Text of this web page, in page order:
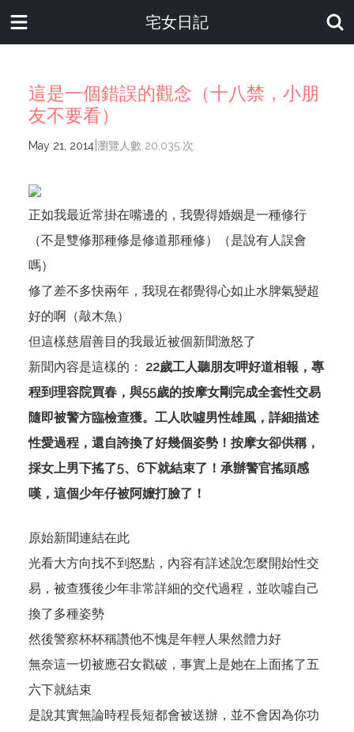
宅女日記
這是一個錯誤的觀念（十八禁，小朋
友不要看）
May 21, 2014 瀏覽人數 20,035 次
正如我最近常掛在嘴邊的，我覺得婚姻是一種修行
（不是雙修那種修是修道那種修）（是說有人誤會
嗎）
修了差不多快兩年，我現在都覺得心如止水脾氣變超
好的啊（敲木魚）
但這樣慈眉善目的我最近被個新聞激怒了
新聞內容是這樣的：
22歲工人聽朋友呷好道相報，專
程到理容院買春，與55歲的按摩女剛完成全套性交易
隨即被警方臨檢查獲。工人吹噓男性雄風，詳細描述
性愛過程，還自誇換了好幾個姿勢！按摩女卻供稱，
採女上男下搖了5、6下就結束了！承辦警官搖頭感
嘆，這個少年仔被阿嬤打臉了！
原始新聞連結在此
光看大方向找不到怒點，內容有詳述說怎麼開始性交
易，被查獲後少年非常詳細的交代過程，並吹噓自己
換了多種姿勢
然後警察杯杯稱讚他不愧是年輕人果然體力好
無奈這一切被應召女戳破，事實上是她在上面搖了五
六下就結束
是說其實無論時程長短都會被送辦，並不會因為你功